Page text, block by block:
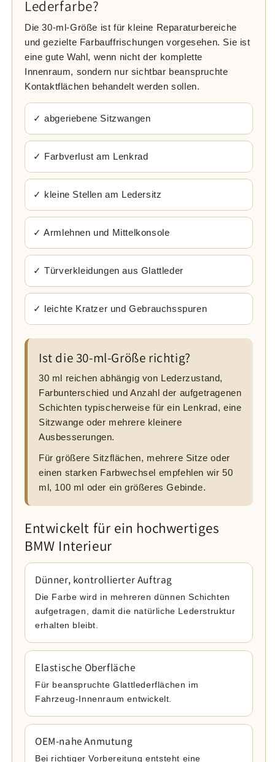
Lederfarbe?
Die 30-ml-Größe ist für kleine Reparaturbereiche
und gezielte Farbauffrischungen vorgesehen. Sie ist
eine gute Wahl, wenn nicht der komplette
Innenraum, sondern nur sichtbar beanspruchte
Kontaktflächen behandelt werden sollen.
✓ abgeriebene Sitzwangen
✓ Farbverlust am Lenkrad
✓ kleine Stellen am Ledersitz
✓ Armlehnen und Mittelkonsole
✓ Türverkleidungen aus Glattleder
✓ leichte Kratzer und Gebrauchsspuren
Ist die 30-ml-Größe richtig?
30 ml reichen abhängig von Lederzustand,
Farbunterschied und Anzahl der aufgetragenen
Schichten typischerweise für ein Lenkrad, eine
Sitzwange oder mehrere kleinere
Ausbesserungen.
Für größere Sitzflächen, mehrere Sitze oder
einen starken Farbwechsel empfehlen wir 50
ml, 100 ml oder ein größeres Gebinde.
Entwickelt für ein hochwertiges
BMW Interieur
Dünner, kontrollierter Auftrag
Die Farbe wird in mehreren dünnen Schichten
aufgetragen, damit die natürliche Lederstruktur
erhalten bleibt.
Elastische Oberfläche
Für beanspruchte Glattlederflächen im
Fahrzeug-Innenraum entwickelt.
OEM-nahe Anmutung
Bei richtiger Vorbereitung entsteht eine